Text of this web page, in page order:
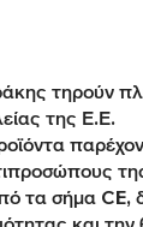
τηρούν
της Ε.Ε.
τα σήμα CE,